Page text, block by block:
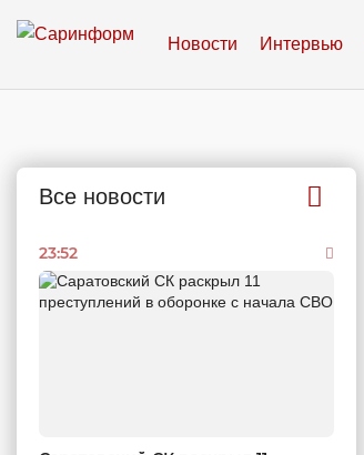
Новости Интервью
Все новости
23:52